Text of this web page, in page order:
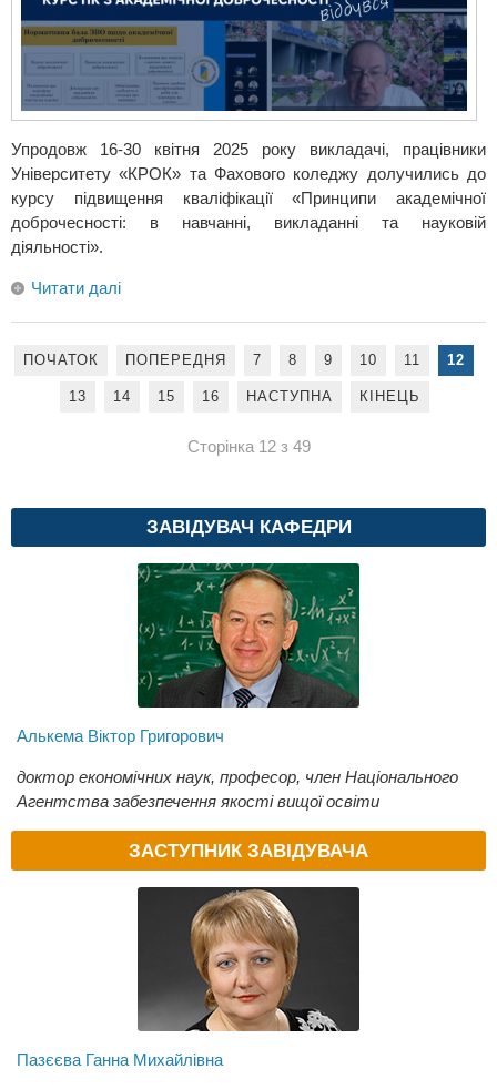
Упродовж 16-30 квітня 2025 року викладачі, працівники
Університету «КРОК» та Фахового коледжу долучились до
курсу підвищення кваліфікації «Принципи академічної
доброчесності: в навчанні, викладанні та науковій
діяльності».
Читати далі
ПОЧАТОК ПОПЕРЕДНЯ 7 8 9 10 11 12
13 14 15 16 НАСТУПНА КІНЕЦЬ
Сторінка 12 з 49
ЗАВІДУВАЧ КАФЕДРИ
Алькема Віктор Григорович
доктор економічних наук, професор, член Національного
Агентства забезпечення якості вищої освіти
ЗАСТУПНИК ЗАВІДУВАЧА
Пазєєва Ганна Михайлівна